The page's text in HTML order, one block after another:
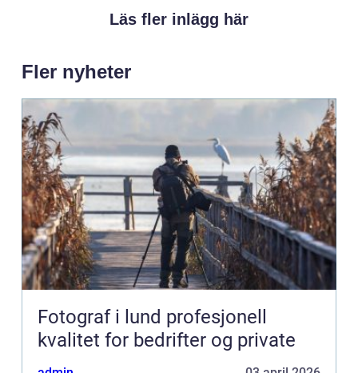
Läs fler inlägg här
Fler nyheter
Fotograf i lund profesjonell
kvalitet for bedrifter og private